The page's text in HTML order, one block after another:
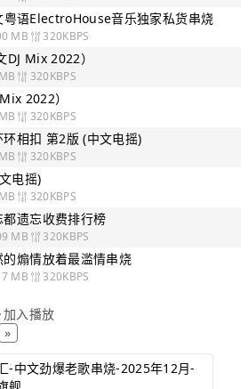
语ElectroHouse音乐独家私货串烧
MB 320KBPS
Mix 2022）
320KBPS
2022）
320KBPS
相扣 第2版 (中文电摇)
320KBPS
电摇)
320KBPS
遗忘收费排行榜
MB 320KBPS
煽情放着最滥情串烧
MB 320KBPS
加入播放
»
-中文劲爆老歌串烧-2025年12月-